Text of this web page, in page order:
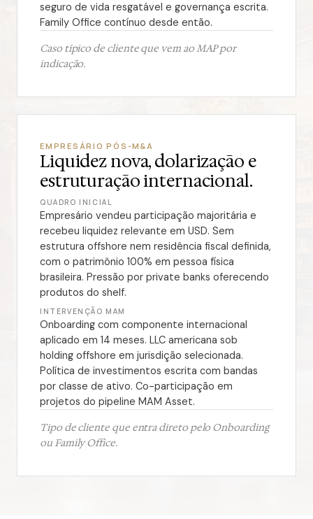
seguro de vida resgatável e governança escrita.
Family Office contínuo desde então.
Caso típico de cliente que vem ao MAP por
indicação.
EMPRESÁRIO PÓS-M&A
Liquidez nova, dolarização e
estruturação internacional.
QUADRO INICIAL
Empresário vendeu participação majoritária e
recebeu liquidez relevante em USD. Sem
estrutura offshore nem residência fiscal definida,
com o patrimônio 100% em pessoa física
brasileira. Pressão por private banks oferecendo
produtos do shelf.
INTERVENÇÃO MAM
Onboarding com componente internacional
aplicado em 14 meses. LLC americana sob
holding offshore em jurisdição selecionada.
Política de investimentos escrita com bandas
por classe de ativo. Co-participação em
projetos do pipeline MAM Asset.
Tipo de cliente que entra direto pelo Onboarding
ou Family Office.